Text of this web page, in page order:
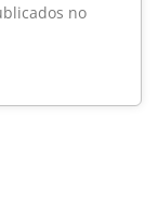
no